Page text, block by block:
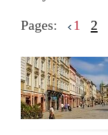
Pages: 1 2